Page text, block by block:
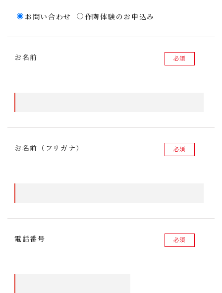
お問い合わせ 作陶体験のお申込み
お名前 必須
お名前（フリガナ） 必須
電話番号 必須